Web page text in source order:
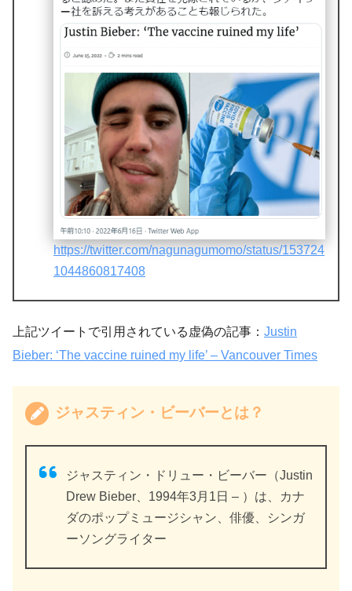
https://twitter.com/nagunagumomo/status/153724
1044860817408
上記ツイートで引用されている虚偽の記事： Justin
Bieber: ‘The vaccine ruined my life’ – Vancouver Times
ジャスティン・ビーバーとは？
ジャスティン・ドリュー・ビーバー（Justin
Drew Bieber、1994年3月1日 – ）は、カナ
ダのポップミュージシャン、俳優、シンガ
ーソングライター